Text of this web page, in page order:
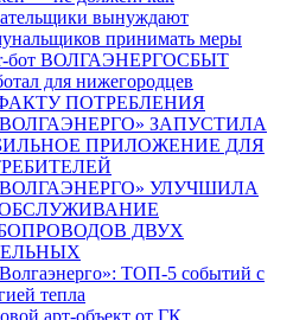
вынуждают
принимать меры
бот ВОЛГАЭНЕРГОСБЫТ
для нижегородцев
ПОТРЕБЛЕНИЯ
ЗАПУСТИЛА
ПРИЛОЖЕНИЕ ДЛЯ
УЛУЧШИЛА
ДВУХ
ТОП-5 событий с
тепла